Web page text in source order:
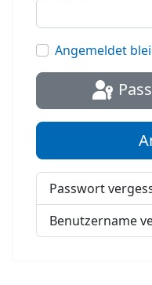
Angemeldet
Passwort
Benutzername